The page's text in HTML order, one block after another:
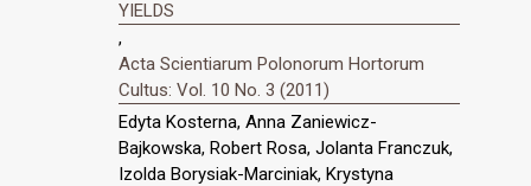
YIELDS
,
Acta Scientiarum Polonorum Hortorum
Cultus: Vol. 10 No. 3 (2011)
Edyta Kosterna, Anna Zaniewicz-
Bajkowska, Robert Rosa, Jolanta Franczuk,
Izolda Borysiak-Marciniak, Krystyna